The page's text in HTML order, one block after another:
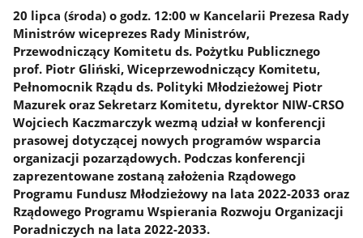
20 lipca (środa) o godz. 12:00 w Kancelarii Prezesa Rady
Ministrów wiceprezes Rady Ministrów,
Przewodniczący Komitetu ds. Pożytku Publicznego
prof. Piotr Gliński, Wiceprzewodniczący Komitetu,
Pełnomocnik Rządu ds. Polityki Młodzieżowej Piotr
Mazurek oraz Sekretarz Komitetu, dyrektor NIW-CRSO
Wojciech Kaczmarczyk wezmą udział w konferencji
prasowej dotyczącej nowych programów wsparcia
organizacji pozarządowych. Podczas konferencji
zaprezentowane zostaną założenia Rządowego
Programu Fundusz Młodzieżowy na lata 2022-2033 oraz
Rządowego Programu Wspierania Rozwoju Organizacji
Poradniczych na lata 2022-2033.